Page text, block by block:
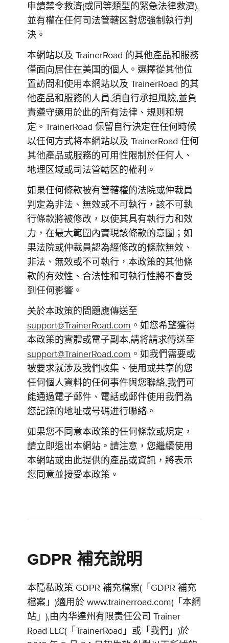
申請禁令救濟(或同等類型的緊急法律救濟),
並有權在任何司法管轄区對您強制執行判
決。
本網站以及 TrainerRoad 的其他產品和服務
僅面向居住在美国的個人。選擇從其他位
置訪問和使用本網站以及 TrainerRoad 的其
他產品和服務的人員,須自行承担風險,並負
責遵守適用於此的所有法律、規则和規
定。TrainerRoad 保留自行決定在任何時候
以任何方式将本網站以及 TrainerRoad 任何
其他產品或服務的可用性限制於任何人、
地理区域或司法管轄区的權利。
如果任何條款被有管轄權的法院或仲裁員
判定為非法、無效或不可執行，該不可執
行條款將被修改，以使其具有執行力和效
力，在最大範圍內實現該條款的意圖；如
果法院或仲裁員認為經修改的條款無效、
非法、無效或不可執行，本政策的其他條
款的有效性、合法性和可執行性將不會受
到任何影響。
关於本政策的問題應傳送至
support@TrainerRoad.com 。如您希望獲得
本政策的實體或電子副本,請将請求傳送至
support@TrainerRoad.com 。如我們需要或
被要求就涉及我們收集、使用或共享的您
任何個人資料的任何事件與您聯絡,我們可
能通過電子郵件、電話或郵件使用我們為
您記錄的地址或号碼进行聯絡。
如果您不同意本政策的任何條款或規定，
請立即退出本網站。請注意，您繼續使用
本網站或由此提供的產品或資訊，將表示
您同意並接受本政策。
GDPR 補充說明
本隱私政策 GDPR 補充檔案(「GDPR 補充
檔案」)適用於 www.trainerroad.com(「本網
站」),由内华達州有限责任公司 Trainer
Road LLC(「TrainerRoad」或「我們」)於